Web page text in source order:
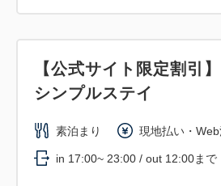
【公式サイト限定割引
シンプルステイ
素泊まり 現地払い・
in 17:00~ 23:00 / out 12:00まで